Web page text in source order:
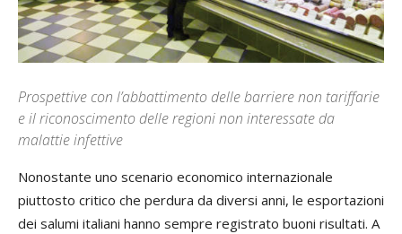
Prospettive con l’abbattimento delle barriere non tariffarie
e il riconoscimento delle regioni non interessate da
malattie infettive
Nonostante uno scenario economico internazionale
piuttosto critico che perdura da diversi anni, le esportazioni
dei salumi italiani hanno sempre registrato buoni risultati. A